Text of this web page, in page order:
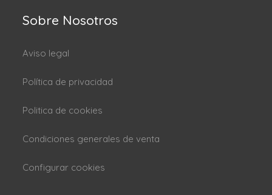
Sobre Nosotros
Aviso legal
Política de privacidad
Politica de cookies
Condiciones generales de venta
Configurar cookies